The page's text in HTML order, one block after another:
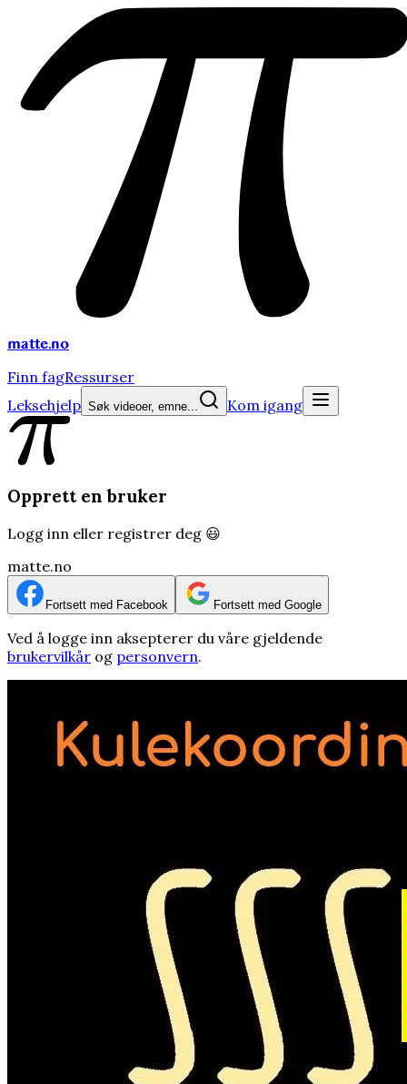
matte.no
Finn fagRessurser
Leksehjelp Søk videoer, emne... Kom igang
Opprett en bruker
Logg inn eller registrer deg 😃
matte.no
Fortsett med Facebook Fortsett med Google
Ved å logge inn aksepterer du våre gjeldende
brukervilkår og personvern.